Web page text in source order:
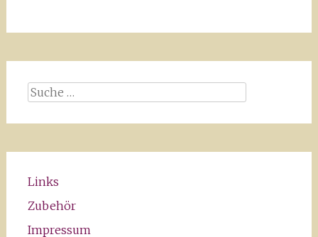
Suche
Links
Zubehör
Impressum